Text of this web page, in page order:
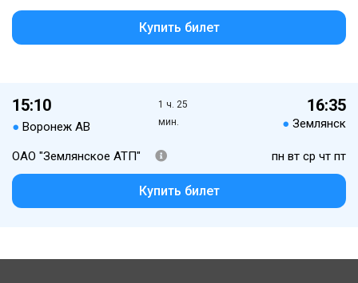
Купить билет
15:10
● Воронеж АВ
1 ч. 25
мин.
16:35
● Землянск
ОАО "Землянское АТП" пн вт ср чт пт
Купить билет